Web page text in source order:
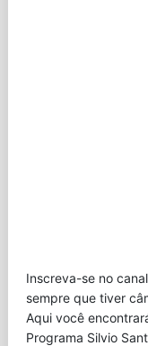
Inscreva-se no
sempre que tiver
Aqui você
Programa Silvio